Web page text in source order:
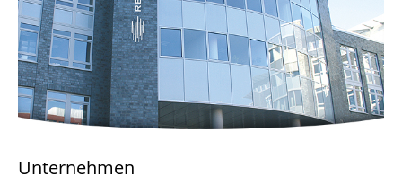
Unternehmen